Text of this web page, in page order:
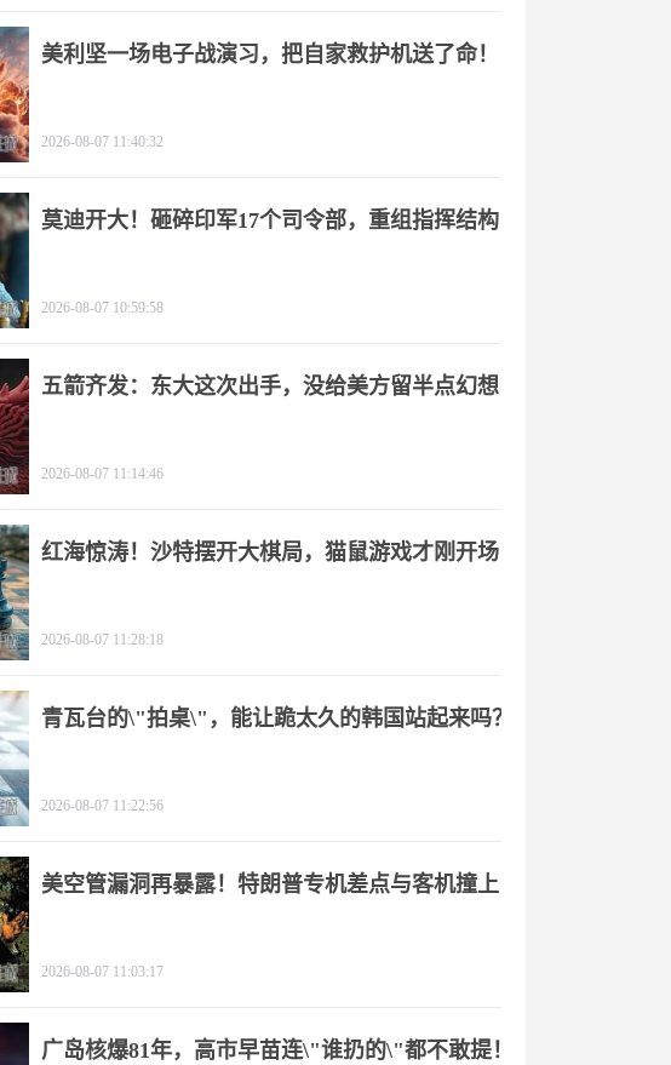
美利坚一场电子战演习，把自家救护机送了命！
2026-08-07 11:40:32
莫迪开大！砸碎印军17个司令部，重组指挥结构
2026-08-07 10:59:58
五箭齐发：东大这次出手，没给美方留半点幻想
2026-08-07 11:14:46
红海惊涛！沙特摆开大棋局，猫鼠游戏才刚开场
2026-08-07 11:28:18
青瓦台的\"拍桌\"，能让跪太久的韩国站起来吗？
2026-08-07 11:22:56
美空管漏洞再暴露！特朗普专机差点与客机撞上
2026-08-07 11:03:17
广岛核爆81年，高市早苗连\"谁扔的\"都不敢提！